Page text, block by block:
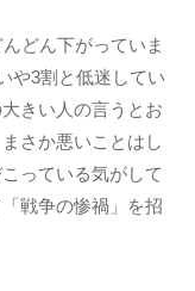
どん下がっていま
や3割と低迷してい
きい人の言うとお
さか悪いことはし
っている気がして
戦争の惨禍」を招